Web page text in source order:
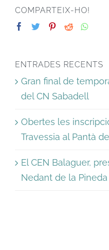
COMPARTEIX-HO!
ENTRADES RECENTS
Gran final de
del CN Sabadell
Obertes les
Travessia al Pantà
El CEN Balaguer,
Nedant de la Pineda